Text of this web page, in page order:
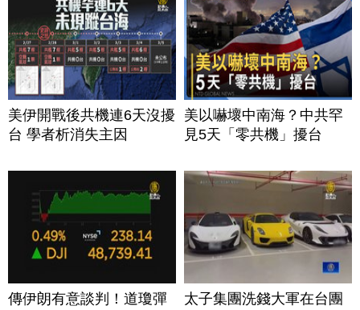
美伊開戰後共機連6天沒擾
台 學者析消失主因
美以嚇壞中南海？中共罕
見5天「零共機」擾台
傳伊朗有意談判！道瓊彈
太子集團洗錢大軍在台團